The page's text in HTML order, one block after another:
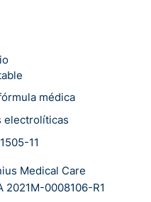
médica
electrolíticas
11
Medical Care
2021M-0008106-R1